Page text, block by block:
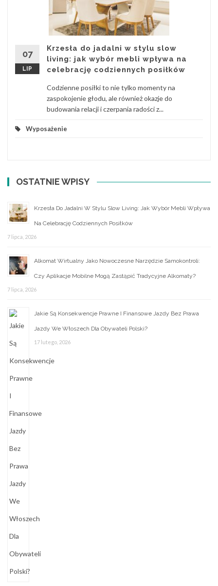
07
LIP
Krzesła do jadalni w stylu slow
living: jak wybór mebli wpływa na
celebrację codziennych posiłków
Codzienne posiłki to nie tylko momenty na
zaspokojenie głodu, ale również okazje do
budowania relacji i czerpania radości z...
Wyposażenie
OSTATNIE WPISY
Krzesła Do Jadalni W Stylu Slow Living: Jak Wybór Mebli Wpływa
Na Celebrację Codziennych Posiłków
7 lipca, 2026
Alkomat Wirtualny Jako Nowoczesne Narzędzie Samokontroli:
Czy Aplikacje Mobilne Mogą Zastąpić Tradycyjne Alkomaty?
7 lipca, 2026
Jakie Są Konsekwencje Prawne I Finansowe Jazdy Bez Prawa
Jazdy We Włoszech Dla Obywateli Polski?
17 lutego, 2026